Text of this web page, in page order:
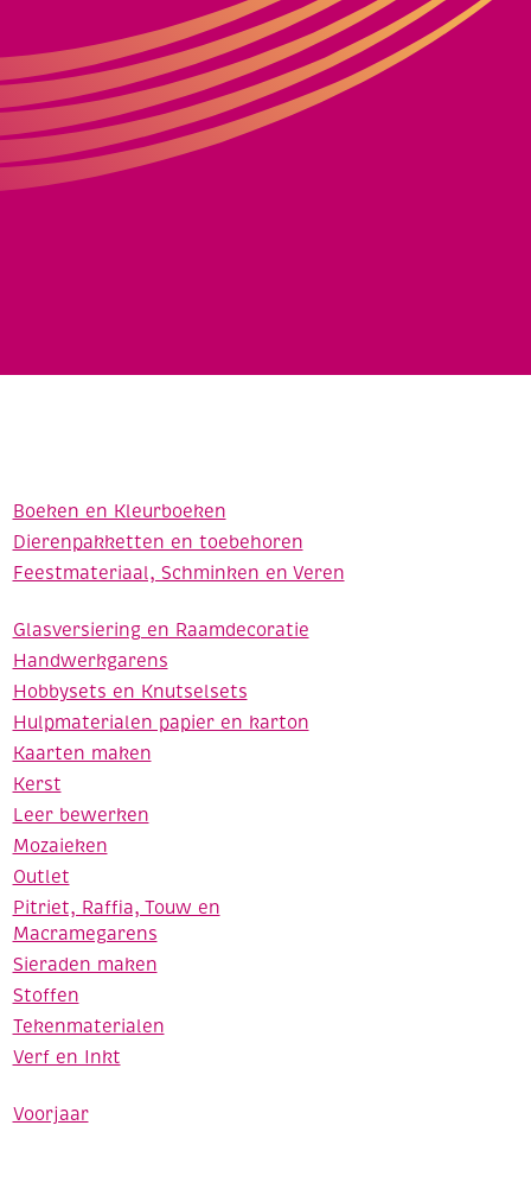
Boeken en Kleurboeken
Dierenpakketten en toebehoren
Feestmateriaal, Schminken en Veren
Glasversiering en Raamdecoratie
Handwerkgarens
Hobbysets en Knutselsets
Hulpmaterialen papier en karton
Kaarten maken
Kerst
Leer bewerken
Mozaieken
Outlet
Pitriet, Raffia, Touw en
Macramegarens
Sieraden maken
Stoffen
Tekenmaterialen
Verf en Inkt
Voorjaar